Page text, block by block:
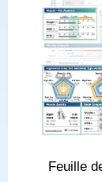
Feuille